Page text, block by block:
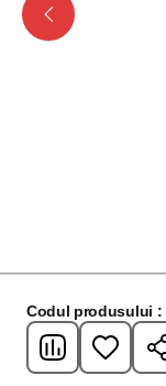
Codul produsului :